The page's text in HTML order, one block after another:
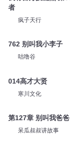
者
疯子天行
762 别叫我小李子
咕噜谷
014高才大贤
寒川文化
第127章 别叫我爸爸
呆瓜叔叔讲故事